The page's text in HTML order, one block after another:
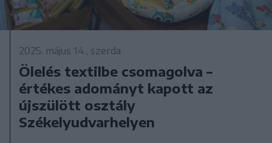
2025. május 14., szerda
Ölelés textilbe csomagolva –
értékes adományt kapott az
újszülött osztály
Székelyudvarhelyen